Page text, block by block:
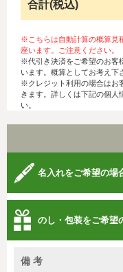
合計(税込)
※こちらは自動計算の概算見
座います。ご注意ください。
※代引き決済をご希望のお客
います。概算としてお考え下
※クレジット利用の場合はお
きます。詳しくは下記の個人
い。
名入れをご希望の場
のし・包装をご希望
備 考